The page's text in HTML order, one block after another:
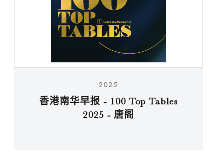
2025
香港南华早报 - 100 Top Tables
2025 - 唐阁